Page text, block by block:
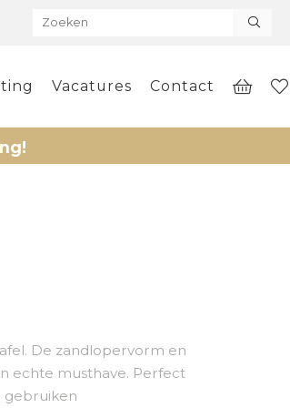
Vacatures Contact
De zandlopervorm en
echte musthave. Perfect
gebruiken